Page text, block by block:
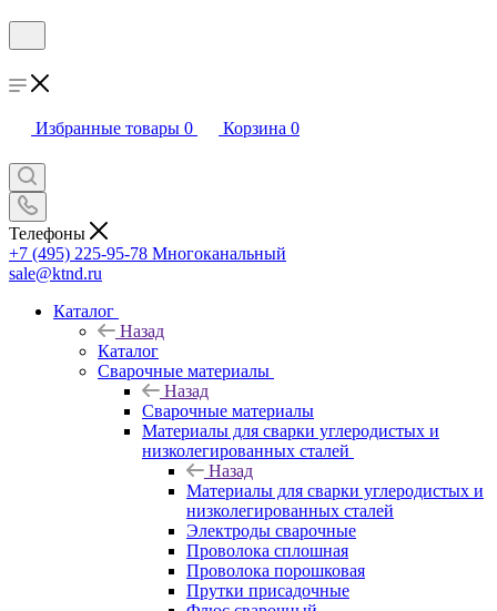
Избранные товары 0 Корзина 0
Телефоны
+7 (495) 225-95-78 Многоканальный
sale@ktnd.ru
Каталог
Назад
Каталог
Сварочные материалы
Назад
Сварочные материалы
Материалы для сварки углеродистых и
низколегированных сталей
Назад
Материалы для сварки углеродистых и
низколегированных сталей
Электроды сварочные
Проволока сплошная
Проволока порошковая
Прутки присадочные